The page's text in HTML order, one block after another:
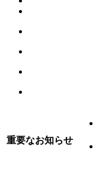
重要なお知らせ